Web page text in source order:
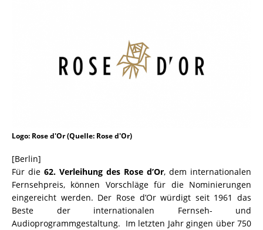
Logo: Rose d'Or (Quelle: Rose d'Or)
[Berlin]
Für die 62. Verleihung des Rose d’Or, dem internationalen
Fernsehpreis, können Vorschläge für die Nominierungen
eingereicht werden. Der Rose d’Or würdigt seit 1961 das
Beste der internationalen Fernseh- und
Audioprogrammgestaltung. Im letzten Jahr gingen über 750